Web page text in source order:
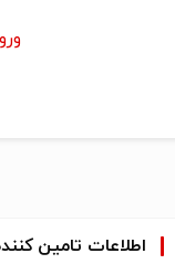
اطلاعات تامین